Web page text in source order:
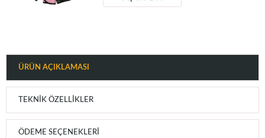
ÜRÜN AÇIKLAMASI
TEKNIK ÖZELLIKLER
ÖDEME SEÇENEKLERI